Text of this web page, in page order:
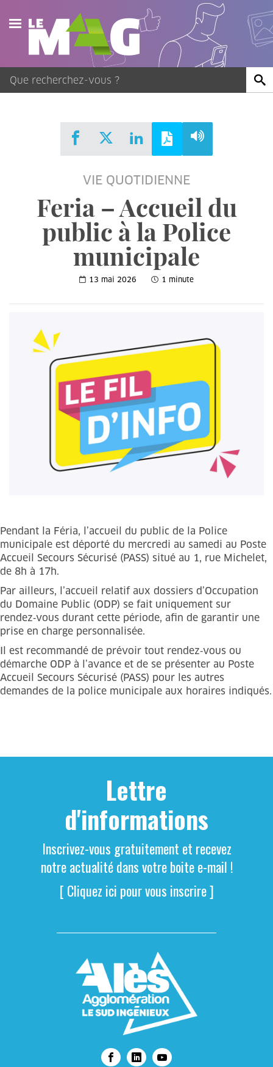
Actualités
Agenda
Publications
VIE QUOTIDIENNE
Feria – Accueil du
public à la Police
municipale
13 mai 2026 1 minute
Pendant la Féria, l’accueil du public de la Police
municipale est déporté du mercredi au samedi au Poste
Accueil Secours Sécurisé (PASS) situé au 1, rue Michelet,
de 8h à 17h.
Par ailleurs, l’accueil relatif aux dossiers d’Occupation
du Domaine Public (ODP) se fait uniquement sur
rendez‑vous durant cette période, afin de garantir une
prise en charge personnalisée.
Il est recommandé de prévoir tout rendez‑vous ou
démarche ODP à l’avance et de se présenter au Poste
Accueil Secours Sécurisé (PASS) pour les autres
demandes de la police municipale aux horaires indiqués.
Lettre
d'informations
Inscrivez-vous gratuitement et recevez
notre actualité dans votre boite e-mail !
[ Cliquez ici pour vous inscrire ]